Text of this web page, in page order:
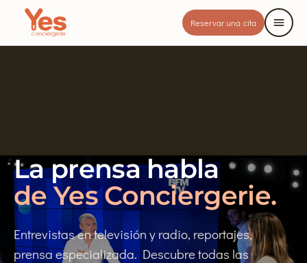
Reservar una cita
La prensa habla
de Yes Conciergerie.
Entrevistas en televisión y radio, reportajes,
prensa especializada. Descubre todas las